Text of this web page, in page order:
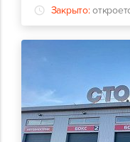
Закрыто: